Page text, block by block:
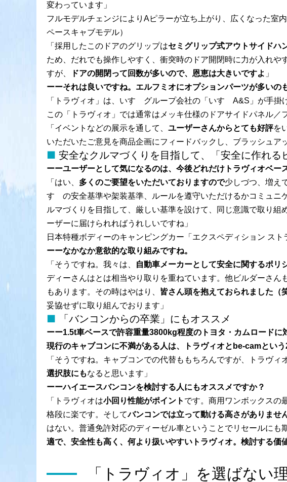
変わっています」
フルモデルチェンジによりAピラーが立ち上がり、広くなった室
ペースキャブモデル）
「採用したこのドアのグリップはセミグリップ式アウトサイドハ
ため、だれでも操作しやすく、衝突時のドア開閉時に力が入れ
すが、
ドアの開閉って回数が多いので、恩恵は大きいですよ 」
ーーそれは良いですね。エルフミオにオプションパーツが多いの
「トラヴィオ」は、いすゞグループ会社の「いすゞA&S」が手掛
この「トラヴィオ」では通常はメッキ仕様のドアサイドパネル
「イベントなどの展示を通して、 ユーザーさんからとても好評を
いただいたご意見を商品企画にフィードバックし、ブラッシュア
安全なクルマづくりを目指して、「安全に作れる
ーーユーザーとして気になるのは、今後どれだけトラヴィオベ
「はい、 多くのご要望をいただいておりますので少しづつ、増え
すゞの安全基準や架装基準、ルールを遵守いただけるかコミュ
ルマづくりを目指して、厳しい基準を設けて、同じ意識で取り
ーザーに届けられればうれしいですね」
日本特種ボディーのキャンピングカー「エクスペディション ス
ーーなかなか意欲的な取り組みですね。
「そうですね。我々は、
自動車メーカーとして安全に関するポリ
ディーさんはとは相当やり取りを重ねています。他ビルダーさん
もあります。その時はやはり、 皆さん頭を抱えておられました（笑
妥協せずに取り組んでおります」
「バンコンからの卒業」にもオススメ
ーー1.5t車ベースで許容重量3800kg程度のトヨタ・カムロード
現行のキャブコンに不満がある人は、トラヴィオとbe-camとい
「そうですね。キャブコンでの代替ももちろんですが、トラヴィ
選択肢にもなると思います」
ーーハイエースバンコンを検討する人にもオススメですか？
「トラヴィオは小回り性能がポイント です。商用ワンボックスの
格段に楽です。そしてバンコンでは立って動ける高さがありませ
はない。普通免許対応のディーゼル車ということでリセールにも
適で、安全性も高く、何より扱いやすいトラヴィオ。検討する価
「トラヴィオ」を選ばない